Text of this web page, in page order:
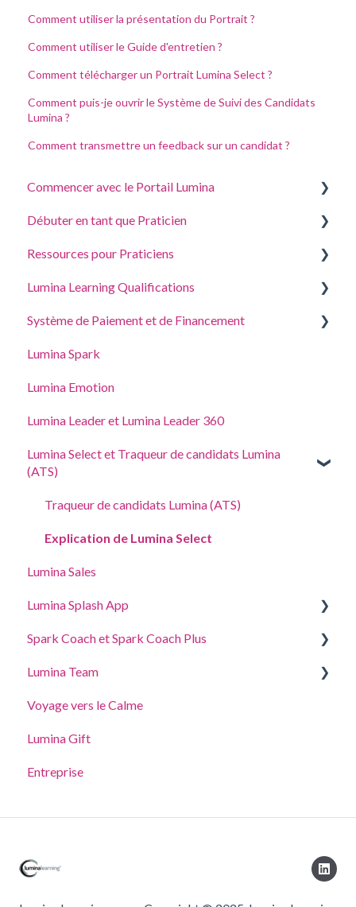
Comment utiliser la présentation du Portrait ?
Comment utiliser le Guide d'entretien ?
Comment télécharger un Portrait Lumina Select ?
Comment puis-je ouvrir le Système de Suivi des Candidats
Lumina ?
Comment transmettre un feedback sur un candidat ?
Commencer avec le Portail Lumina
Répondre à un questionnaire ou effectuer une tâche
Se connecter à votre compte
Vos Portraits
Mettre à jour les Paramètres du compte
Débuter en tant que Praticien
Créer un projet, inviter des participants et accéder
Ressources pour Praticiens
Guides de Coaching et Atelier
Lumina Learning Qualifications
Portail d’apprentissage en ligne
Système de Paiement et de Financement
Acheter et ajouter des points
Adresse, taxes et coordonnées
Lumina Spark
Lumina Emotion
Lumina Leader et Lumina Leader 360
Lumina Select et Traqueur de candidats Lumina
(ATS)
Traqueur de candidats Lumina (ATS)
Explication de Lumina Select
Lumina Sales
Lumina Splash App
Pour les Participants
Pour les Praticiens
Spark Coach et Spark Coach Plus
Guides and Demos
Spark Coach
Spark Coach Plus
Lumina Team
Créer, afficher ou modifier une équipe
Autres fonctionnalités de Lumina Team
Voyage vers le Calme
Lumina Gift
Entreprise